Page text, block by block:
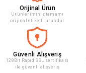
Orijinal Ürün
Ürünleriminiz tamamı
orijinal etiketli üründür
Güvenli Alışveriş
128Bit Rapid SSL sertifikası
ile güvenli alışveriş